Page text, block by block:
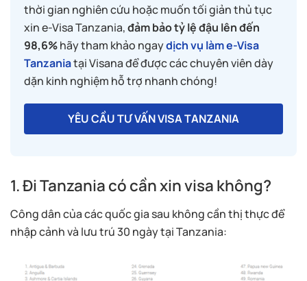
thời gian nghiên cứu hoặc muốn tối giản thủ tục
xin e-Visa Tanzania,đảm bảo tỷ lệ đậu lên đến
98,6%hãy tham khảo ngaydịch vụ làm e-Visa
Tanzaniatại Visana để được các chuyên viên dày
dặn kinh nghiệm hỗ trợ nhanh chóng!
YÊU CẦU TƯ VẤN VISA TANZANIA
1. Đi Tanzania có cần xin visa không?
Công dân của các quốc gia sau không cần thị thực để
nhập cảnh và lưu trú 30 ngày tại Tanzania: